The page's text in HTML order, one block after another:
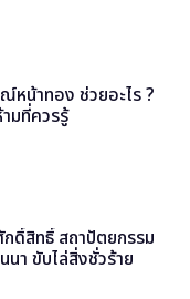
หน้าทอง ช่วยอะไร ?
มที่ควรรู้
ดิ์สิทธิ์ สถาปัตยกรรม
นา ขับไล่สิ่งชั่วร้าย